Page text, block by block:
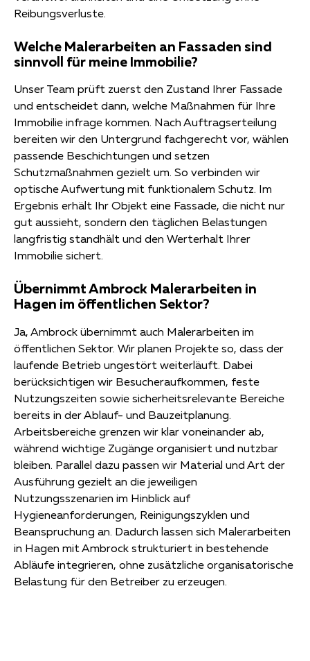
Reibungsverluste.
Welche Malerarbeiten an Fassaden sind
sinnvoll für meine Immobilie?
Unser Team prüft zuerst den Zustand Ihrer Fassade
und entscheidet dann, welche Maßnahmen für Ihre
Immobilie infrage kommen. Nach Auftragserteilung
bereiten wir den Untergrund fachgerecht vor, wählen
passende Beschichtungen und setzen
Schutzmaßnahmen gezielt um. So verbinden wir
optische Aufwertung mit funktionalem Schutz. Im
Ergebnis erhält Ihr Objekt eine Fassade, die nicht nur
gut aussieht, sondern den täglichen Belastungen
langfristig standhält und den Werterhalt Ihrer
Immobilie sichert.
Übernimmt Ambrock Malerarbeiten in
Hagen im öffentlichen Sektor?
Ja, Ambrock übernimmt auch Malerarbeiten im
öffentlichen Sektor. Wir planen Projekte so, dass der
laufende Betrieb ungestört weiterläuft. Dabei
berücksichtigen wir Besucheraufkommen, feste
Nutzungszeiten sowie sicherheitsrelevante Bereiche
bereits in der Ablauf- und Bauzeitplanung.
Arbeitsbereiche grenzen wir klar voneinander ab,
während wichtige Zugänge organisiert und nutzbar
bleiben. Parallel dazu passen wir Material und Art der
Ausführung gezielt an die jeweiligen
Nutzungsszenarien im Hinblick auf
Hygieneanforderungen, Reinigungszyklen und
Beanspruchung an. Dadurch lassen sich Malerarbeiten
in Hagen mit Ambrock strukturiert in bestehende
Abläufe integrieren, ohne zusätzliche organisatorische
Belastung für den Betreiber zu erzeugen.